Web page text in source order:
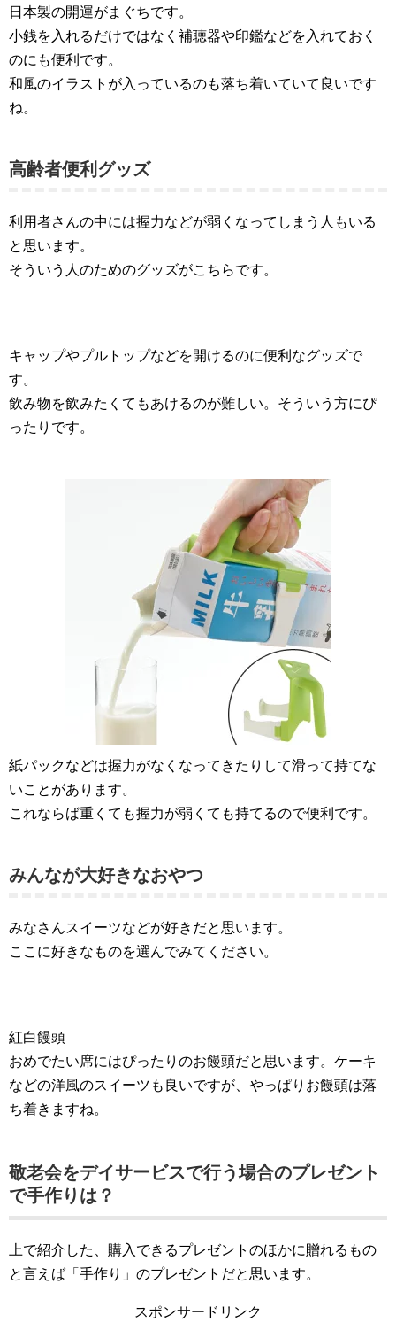
日本製の開運がまぐちです。
小銭を入れるだけではなく補聴器や印鑑などを入れておく
のにも便利です。
和風のイラストが入っているのも落ち着いていて良いです
ね。
高齢者便利グッズ
利用者さんの中には握力などが弱くなってしまう人もいる
と思います。
そういう人のためのグッズがこちらです。
キャップやプルトップなどを開けるのに便利なグッズで
す。
飲み物を飲みたくてもあけるのが難しい。そういう方にぴ
ったりです。
紙パックなどは握力がなくなってきたりして滑って持てな
いことがあります。
これならば重くても握力が弱くても持てるので便利です。
みんなが大好きなおやつ
みなさんスイーツなどが好きだと思います。
ここに好きなものを選んでみてください。
紅白饅頭
おめでたい席にはぴったりのお饅頭だと思います。ケーキ
などの洋風のスイーツも良いですが、やっぱりお饅頭は落
ち着きますね。
敬老会をデイサービスで行う場合のプレゼント
で手作りは？
上で紹介した、購入できるプレゼントのほかに贈れるもの
と言えば「手作り」のプレゼントだと思います。
スポンサードリンク